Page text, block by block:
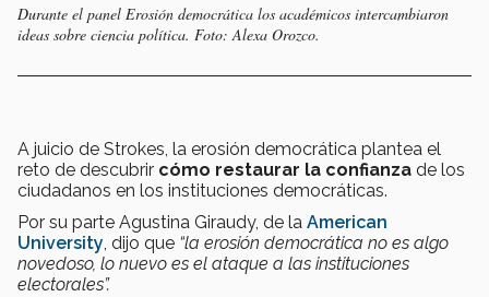
Durante el panel Erosión democrática los académicos intercambiaron
ideas sobre ciencia política. Foto: Alexa Orozco.
A juicio de Strokes, la erosión democrática plantea el
reto de descubrir cómo restaurar la confianza de los
ciudadanos en los instituciones democráticas.
Por su parte Agustina Giraudy, de la American
University, dijo que “la erosión democrática no es algo
novedoso, lo nuevo es el ataque a las instituciones
electorales”.